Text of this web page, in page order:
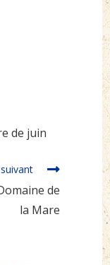
de juin
de
la Mare